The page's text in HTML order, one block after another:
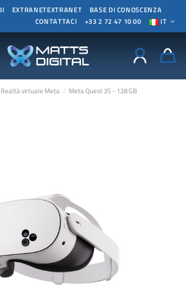
EXTRANETEXTRANET
BASE DI CONOSCENZA
CONTATTACI
+33 2 72 47 10 00 IT
Realtà virtuale Meta Meta Quest 3S - 128 GB